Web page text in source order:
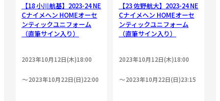
【18 小川航基】2023-24 NE
Cナイメヘン HOMEオーセ
ンティックユニフォーム
（直筆サイン入り）
2023年10月12日(木)18:00
2023年10月22日(日)22:00
【23 佐野航大】2023-24 NE
Cナイメヘン HOMEオーセ
ンティックユニフォーム
（直筆サイン入り）
2023年10月12日(木)18:00
2023年10月22日(日)23:15